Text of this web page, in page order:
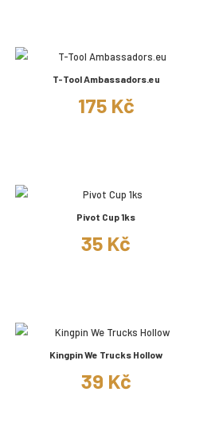
T-Tool Ambassadors.eu
175 Kč
Pivot Cup 1ks
35 Kč
Kingpin We Trucks Hollow
39 Kč